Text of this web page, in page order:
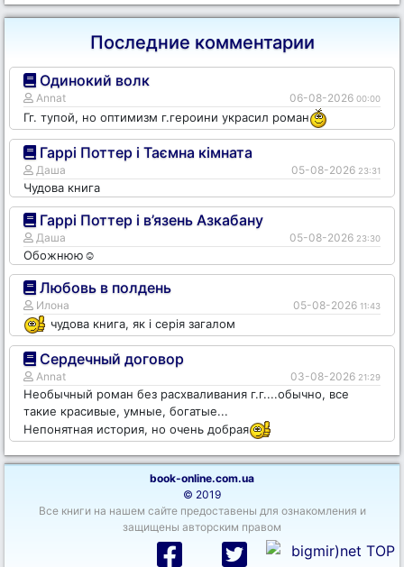
Последние комментарии
Одинокий волк
Annat 06-08-2026 00:00
Гг. тупой, но оптимизм г.героини украсил роман
Гаррі Поттер і Таємна кімната
Даша 05-08-2026 23:31
Чудова книга
Гаррі Поттер і в’язень Азкабану
Даша 05-08-2026 23:30
Обожнюю☺️
Любовь в полдень
Илона 05-08-2026 11:43
чудова книга, як і серія загалом
Сердечный договор
Annat 03-08-2026 21:29
Необычный роман без расхваливания г.г....обычно, все
такие красивые, умные, богатые...
Непонятная история, но очень добрая
book-online.com.ua
© 2019
Все книги на нашем сайте предоставены для ознакомления и
защищены авторским правом